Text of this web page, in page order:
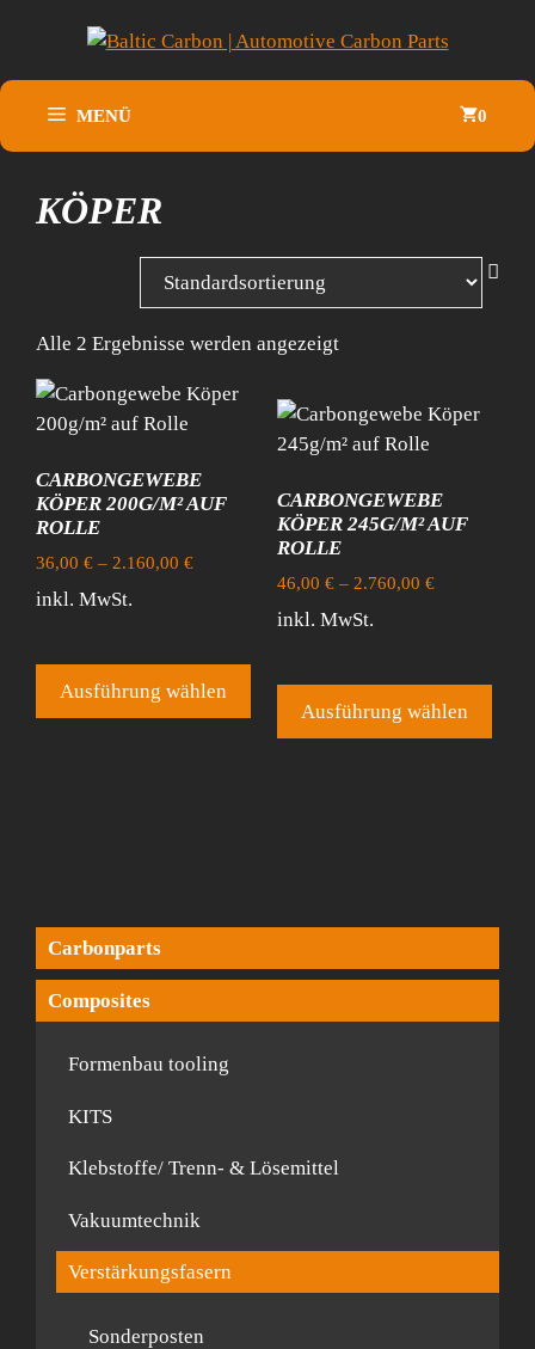
MENÜ 0
KÖPER
Alle 2 Ergebnisse werden angezeigt
CARBONGEWEBE
KÖPER 200G/M² AUF
ROLLE
36,00 € – 2.160,00 €
inkl. MwSt.
Ausführung wählen
Produkt
weist
auf
Produktseite
gewählt
CARBONGEWEBE
KÖPER 245G/M² AUF
ROLLE
46,00 €– 2.760,00 €
inkl. MwSt.
Ausführung wählen
weist
der
Carbonparts
Composites
Formenbau tooling
KITS
Klebstoffe/ Trenn- & Lösemittel
Vakuumtechnik
Verstärkungsfasern
Sonderposten